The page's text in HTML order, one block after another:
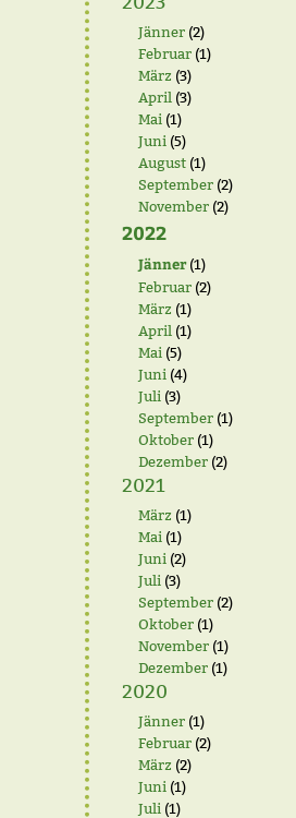
Jänner(2)
Februar(1)
März (3)
April (3)
Mai (1)
Juni (5)
August(1)
September(2)
November(2)
2022
Jänner(1)
Februar(2)
März (1)
April (1)
Mai (5)
Juni (4)
Juli (3)
September(1)
Oktober(1)
Dezember(2)
2021
März (1)
Mai (1)
Juni (2)
Juli (3)
September(2)
Oktober(1)
November(1)
Dezember(1)
2020
Jänner(1)
Februar(2)
März (2)
Juni (1)
Juli (1)